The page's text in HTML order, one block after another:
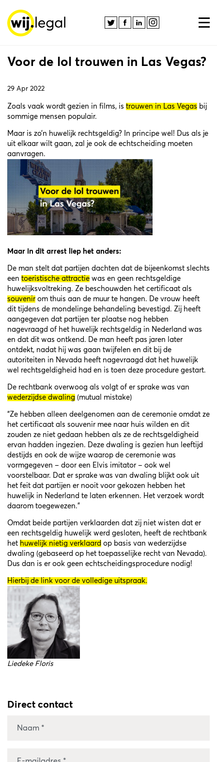
Voor de lol trouwen in Las Vegas?
29 Apr 2022
Zoals vaak wordt gezien in films, is trouwen in Las Vegas bij
sommige mensen populair.
Maar is zo’n huwelijk rechtsgeldig? In principe wel! Dus als je
uit elkaar wilt gaan, zal je ook de echtscheiding moeten
aanvragen.
Maar in dit arrest liep het anders:
De man stelt dat partijen dachten dat de bijeenkomst slechts
een toeristische attractie was en geen rechtsgeldige
huwelijksvoltreking. Ze beschouwden het certificaat als
souvenir om thuis aan de muur te hangen. De vrouw heeft
dit tijdens de mondelinge behandeling bevestigd. Zij heeft
aangegeven dat partijen ter plaatse nog hebben
nagevraagd of het huwelijk rechtsgeldig in Nederland was
en dat dit was ontkend. De man heeft pas jaren later
ontdekt, nadat hij was gaan twijfelen en dit bij de
autoriteiten in Nevada heeft nagevraagd dat het huwelijk
wel rechtsgeldigheid had en is toen deze procedure gestart.
De rechtbank overwoog als volgt of er sprake was van
wederzijdse dwaling (mutual mistake)
“Ze hebben alleen deelgenomen aan de ceremonie omdat ze
het certificaat als souvenir mee naar huis wilden en dit
zouden ze niet gedaan hebben als ze de rechtsgeldigheid
ervan hadden ingezien. Deze dwaling is gezien hun leeftijd
destijds en ook de wijze waarop de ceremonie was
vormgegeven – door een Elvis imitator – ook wel
voorstelbaar. Dat er sprake was van dwaling blijkt ook uit
het feit dat partijen er nooit voor gekozen hebben het
huwelijk in Nederland te laten erkennen. Het verzoek wordt
daarom toegewezen.”
Omdat beide partijen verklaarden dat zij niet wisten dat er
een rechtsgeldig huwelijk werd gesloten, heeft de rechtbank
het huwelijk nietig verklaard op basis van wederzijdse
dwaling (gebaseerd op het toepasselijke recht van Nevada).
Dus dan is er ook geen echtscheidingsprocedure nodig!
H ierbij de link voor de volledige uitspraak.
Liedeke Floris
Direct contact